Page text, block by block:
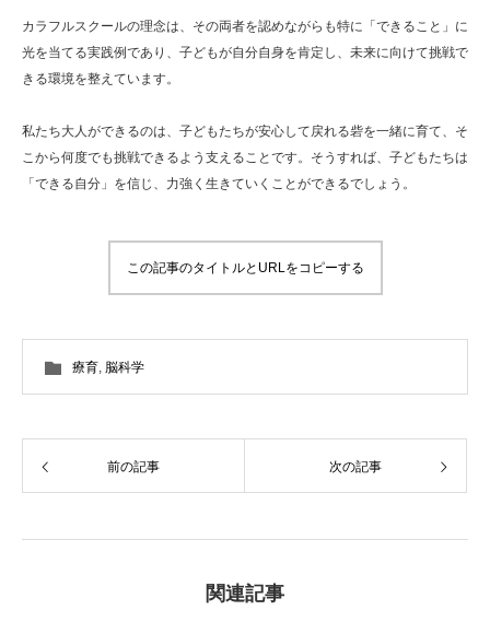
カラフルスクールの理念は、その両者を認めながらも特に「できること」に
光を当てる実践例であり、子どもが自分自身を肯定し、未来に向けて挑戦で
きる環境を整えています。
私たち大人ができるのは、子どもたちが安心して戻れる砦を一緒に育て、そ
こから何度でも挑戦できるよう支えることです。そうすれば、子どもたちは
「できる自分」を信じ、力強く生きていくことができるでしょう。
この記事のタイトルとURLをコピーする
療育, 脳科学
前の記事 次の記事
関連記事